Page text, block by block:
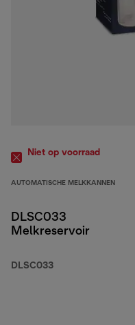
Niet op voorraad
AUTOMATISCHE MELKKANNEN
DLSC033
Melkreservoir
DLSC033